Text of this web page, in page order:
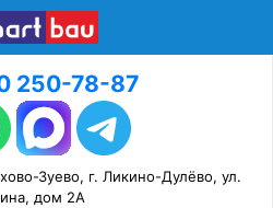
250-78-87
Зуево, г. Ликино-Дулёво, ул.
дом 2А